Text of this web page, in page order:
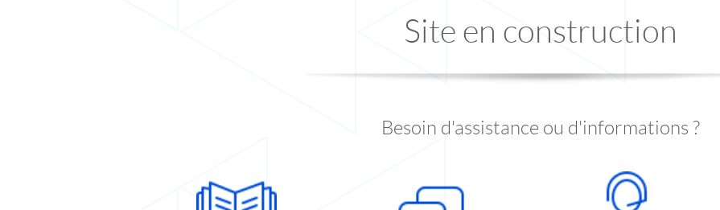
Site en construction
Besoin d'assistance ou d'informations ?